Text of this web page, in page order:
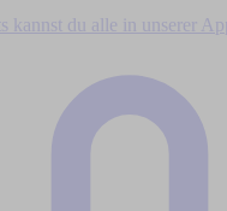
kannst du alle in unserer